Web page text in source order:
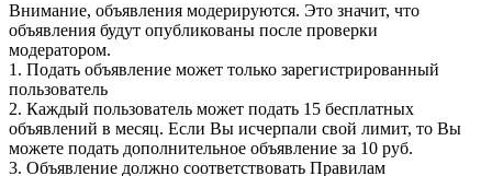
Внимание, объявления модерируются. Это значит, что
объявления будут опубликованы после проверки
модератором.
1. Подать объявление может только зарегистрированный
пользователь
2. Каждый пользователь может подать 15 бесплатных
объявлений в месяц. Если Вы исчерпали свой лимит, то Вы
можете подать дополнительное объявление за 10 руб.
3. Объявление должно соответствовать Правилам